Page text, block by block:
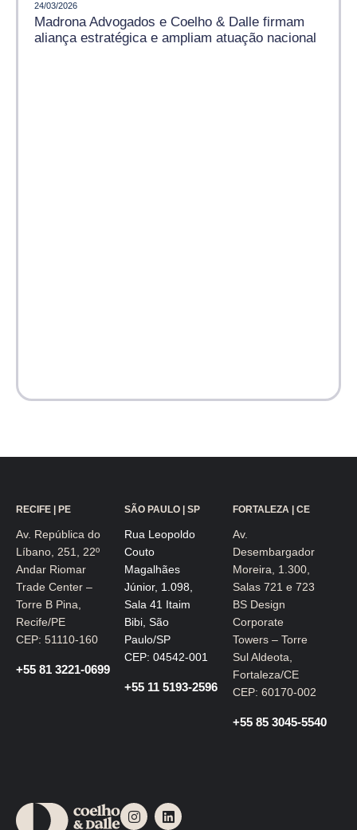
24/03/2026
Madrona Advogados e Coelho & Dalle firmam
aliança estratégica e ampliam atuação nacional
RECIFE | PE
Av. República do
Líbano, 251, 22º
Andar Riomar
Trade Center –
Torre B Pina,
Recife/PE
CEP: 51110-160
+55 81 3221-0699
SÃO PAULO | SP
Rua Leopoldo
Couto
Magalhães
Júnior, 1.098,
Sala 41 Itaim
Bibi, São
Paulo/SP
CEP: 04542-001
+55 11 5193-2596
FORTALEZA | CE
Av.
Desembargador
Moreira, 1.300,
Salas 721 e 723
BS Design
Corporate
Towers – Torre
Sul Aldeota,
Fortaleza/CE
CEP: 60170-002
+55 85 3045-5540
I
n
L
i